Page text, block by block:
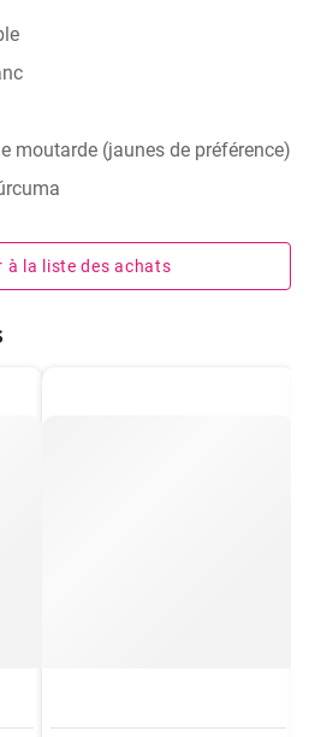
moutarde (jaunes de préférence)
à la liste des achats